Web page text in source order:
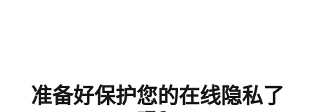
准备好保护您的在线隐私了